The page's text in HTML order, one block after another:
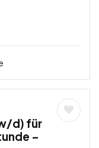
d) für
–